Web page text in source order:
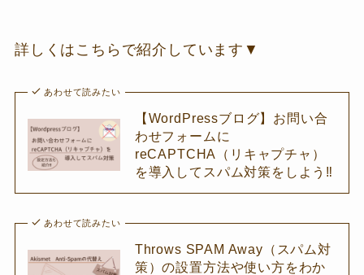
詳しくはこちらで紹介しています▼
あわせて読みたい
【WordPressブログ】お問い合
わせフォームに
reCAPTCHA（リキャプチャ）
を導入してスパム対策をしよう‼
あわせて読みたい
Throws SPAM Away（スパム対
策）の設置方法や使い方をわか